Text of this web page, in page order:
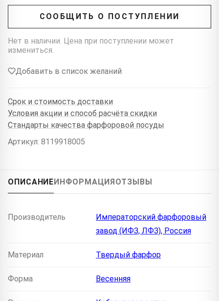
СООБЩИТЬ О ПОСТУПЛЕНИИ
Нет в наличии. Цена при поступлении может
измениться.
Добавить в список желаний
Срок и стоимость доставки
Условия акции и способ расчёта скидки
Стандарты качества фарфоровой посуды
Артикул: 8119918005
ОПИСАНИЕИНФОРМАЦИЯОТЗЫВЫ
Производитель
Императорский фарфоровый
завод (ИФЗ, ЛФЗ), Россия
Материал Твердый фарфор
Форма Весенняя